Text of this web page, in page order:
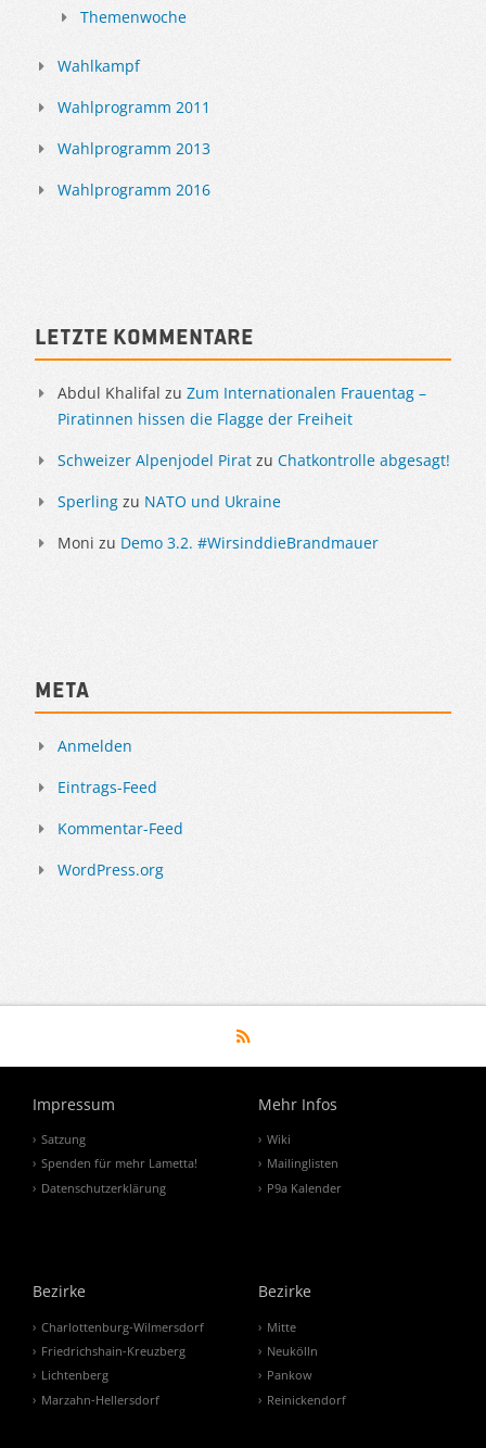
Themenwoche
Wahlkampf
Wahlprogramm 2011
Wahlprogramm 2013
Wahlprogramm 2016
Letzte Kommentare
Abdul Khalifal zu Zum Internationalen Frauentag –
Piratinnen hissen die Flagge der Freiheit
Schweizer Alpenjodel Pirat zu Chatkontrolle abgesagt!
Sperling zu NATO und Ukraine
Moni zu Demo 3.2. #WirsinddieBrandmauer
Meta
Anmelden
Eintrags-Feed
Kommentar-Feed
WordPress.org
Impressum
Satzung
Spenden für mehr Lametta!
Datenschutzerklärung
Mehr Infos
Wiki
Mailinglisten
P9a Kalender
Bezirke
Charlottenburg-Wilmersdorf
Friedrichshain-Kreuzberg
Lichtenberg
Marzahn-Hellersdorf
Bezirke
Mitte
Neukölln
Pankow
Reinickendorf